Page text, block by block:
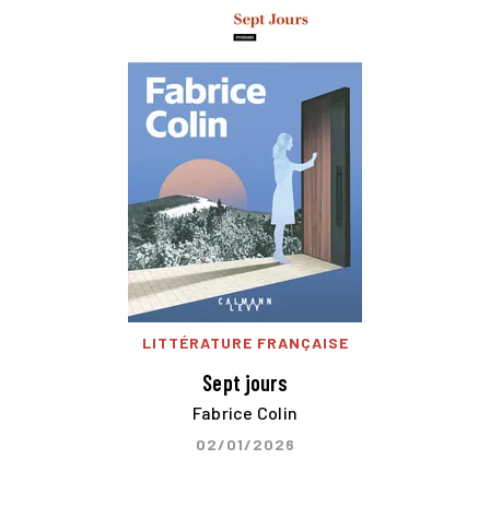
LITTÉRATURE FRANÇAISE
Sept jours
Fabrice Colin
02/01/2026